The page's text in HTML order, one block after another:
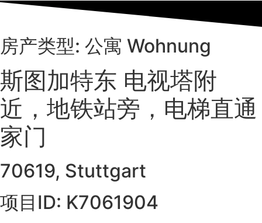
房产类型: 公寓 Wohnung
斯图加特东 电视塔附
近，地铁站旁，电梯直通
家门
70619, Stuttgart
项目ID: K7061904